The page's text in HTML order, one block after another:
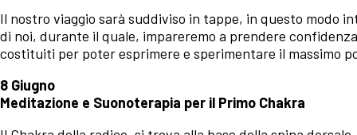
Il nostro viaggio sarà suddiviso in tappe, in questo modo
di noi, durante il quale, impareremo a prendere
costituiti per poter esprimere e sperimentare il massimo
8 Giugno
Meditazione e Suonoterapia per il Primo Chakra